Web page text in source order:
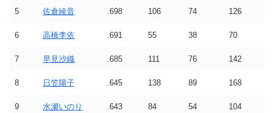
5 佐倉綾音 .698 106 74 126
6 高橋李依 .691 55 38 70
7 早見沙織 .685 111 76 142
8 日笠陽子 .645 138 89 168
9 水瀬いのり .643 84 54 104